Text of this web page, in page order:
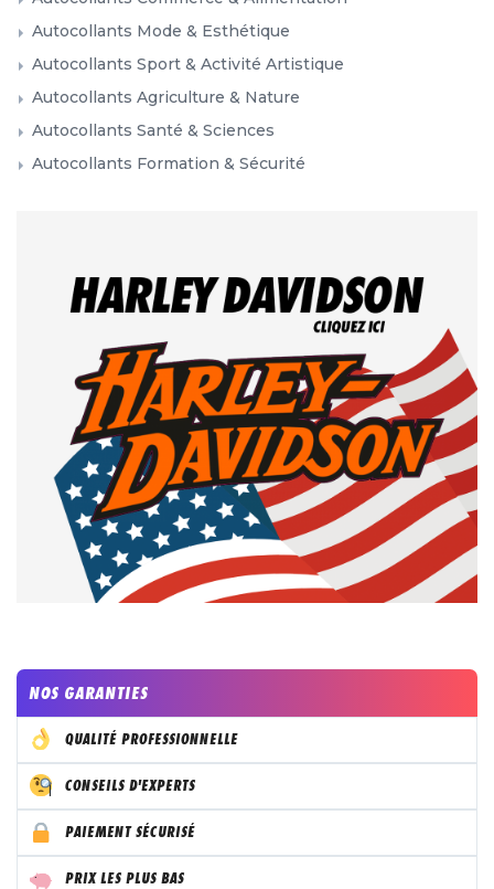
Autocollants Mode & Esthétique
Autocollants Sport & Activité Artistique
Autocollants Agriculture & Nature
Autocollants Santé & Sciences
Autocollants Formation & Sécurité
NOS GARANTIES
QUALITÉ PROFESSIONNELLE
CONSEILS D'EXPERTS
PAIEMENT SÉCURISÉ
PRIX LES PLUS BAS